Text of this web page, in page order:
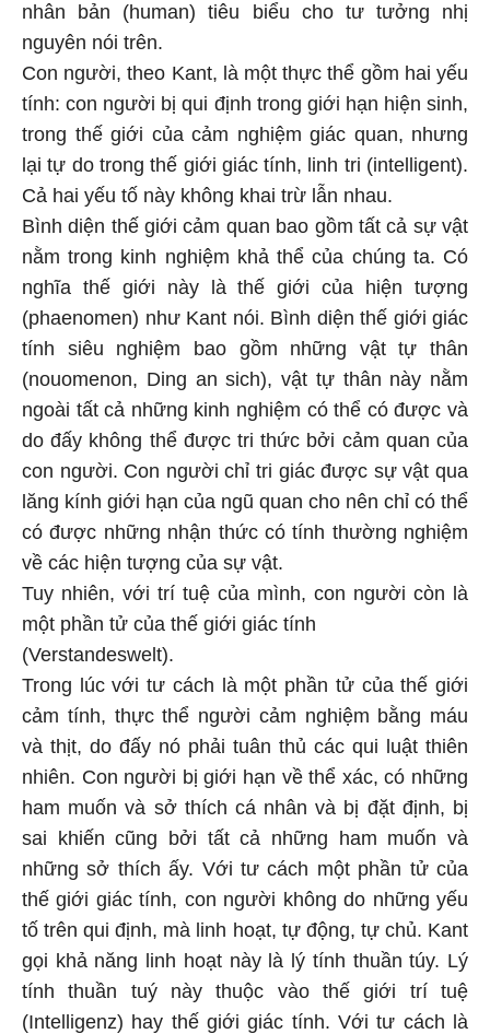
nhân bản (human) tiêu biểu cho tư tưởng nhị
nguyên nói trên.
Con người, theo Kant, là một thực thể gồm hai yếu
tính: con người bị qui định trong giới hạn hiện sinh,
trong thế giới của cảm nghiệm giác quan, nhưng
lại tự do trong thế giới giác tính, linh tri (intelligent).
Cả hai yếu tố này không khai trừ lẫn nhau.
Bình diện thế giới cảm quan bao gồm tất cả sự vật
nằm trong kinh nghiệm khả thể của chúng ta. Có
nghĩa thế giới này là thế giới của hiện tượng
(phaenomen) như Kant nói. Bình diện thế giới giác
tính siêu nghiệm bao gồm những vật tự thân
(nouomenon, Ding an sich), vật tự thân này nằm
ngoài tất cả những kinh nghiệm có thể có được và
do đấy không thể được tri thức bởi cảm quan của
con người. Con người chỉ tri giác được sự vật qua
lăng kính giới hạn của ngũ quan cho nên chỉ có thể
có được những nhận thức có tính thường nghiệm
về các hiện tượng của sự vật.
Tuy nhiên, với trí tuệ của mình, con người còn là
một phần tử của thế giới giác tính
(Verstandeswelt).
Trong lúc với tư cách là một phần tử của thế giới
cảm tính, thực thể người cảm nghiệm bằng máu
và thịt, do đấy nó phải tuân thủ các qui luật thiên
nhiên. Con người bị giới hạn về thể xác, có những
ham muốn và sở thích cá nhân và bị đặt định, bị
sai khiến cũng bởi tất cả những ham muốn và
những sở thích ấy. Với tư cách một phần tử của
thế giới giác tính, con người không do những yếu
tố trên qui định, mà linh hoạt, tự động, tự chủ. Kant
gọi khả năng linh hoạt này là lý tính thuần túy. Lý
tính thuần tuý này thuộc vào thế giới trí tuệ
(Intelligenz) hay thế giới giác tính. Với tư cách là